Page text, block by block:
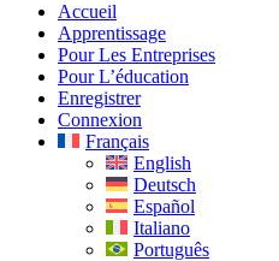
Accueil
Apprentissage
Pour Les Entreprises
Pour L’éducation
Enregistrer
Connexion
Français
English
Deutsch
Español
Italiano
Português